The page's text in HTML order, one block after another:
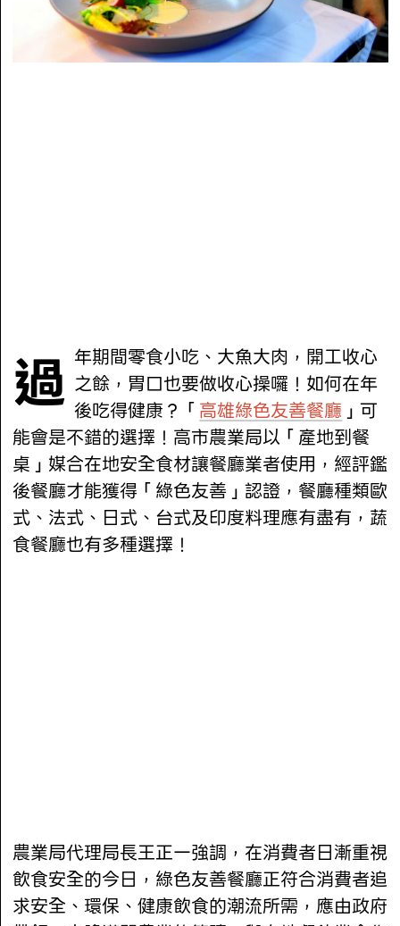
過年期間零食小吃、大魚大肉，開工收心 之餘，胃口也要做收心操囉！如何在年
後吃得健康？「高雄綠色友善餐廳」可
能會是不錯的選擇！高市農業局以「產地到餐
桌」媒合在地安全食材讓餐廳業者使用，經評鑑
後餐廳才能獲得「綠色友善」認證，餐廳種類歐
式、法式、日式、台式及印度料理應有盡有，蔬
食餐廳也有多種選擇！
農業局代理局長王正一強調，在消費者日漸重視
飲食安全的今日，綠色友善餐廳正符合消費者追
求安全、環保、健康飲食的潮流所需，應由政府